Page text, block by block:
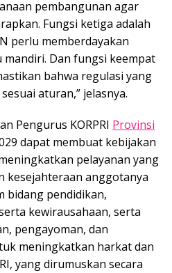
pembangunan agar
Fungsi ketiga adalah
perlu memberdayakan
mandiri. Dan fungsi keempat
bahwa regulasi yang
aturan,” jelasnya.
Pengurus KORPRI Provinsi
dapat membuat kebijakan
pelayanan yang
kesejahteraan anggotanya
bidang pendidikan,
kewirausahaan, serta
pengayoman, dan
meningkatkan harkat dan
yang dirumuskan secara